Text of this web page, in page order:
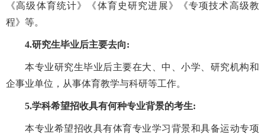
《高级体育统计》《体育史研究进展》《专项技术高级教
程》等。
4.研究生毕业后主要去向:
本专业研究生毕业后主要在大、中、小学、研究机构和
企事业单位，从事体育教学与科研等工作。
5.学科希望招收具有何种专业背景的考生:
本专业希望招收具有体育专业学习背景和具备运动专项